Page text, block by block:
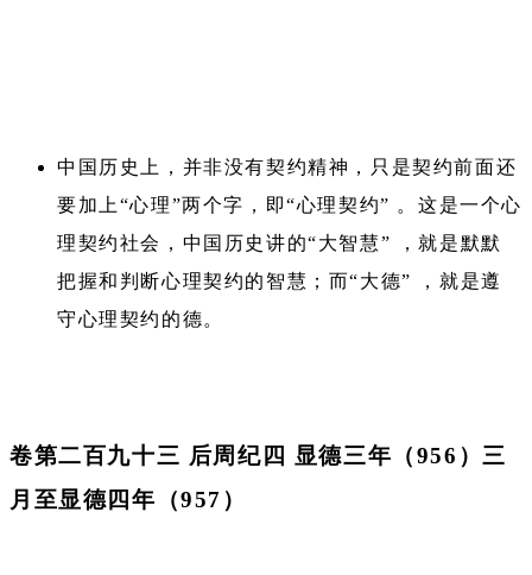
中国历史上，并非没有契约精神，只是契约前面还
要加上“心理”两个字，即“心理契约” 。这是一个心
理契约社会，中国历史讲的“大智慧” ，就是默默
把握和判断心理契约的智慧；而“大德” ，就是遵
守心理契约的德。
卷第二百九十三 后周纪四 显德三年（956）三
月至显德四年（957）